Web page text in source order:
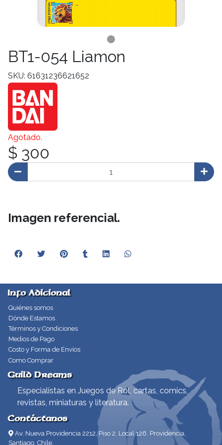
BT1-054 Liamon
SKU: 61631236621652
Agotado.
$ 300
Imagen referencial.
Info Adicional
Quiénes somos
Dónde Estamos
Términos y Condiciones
Medios de Pago
Costo y Forma de Envíos
Como Comprar
Guild Dreams
Especialistas en Juegos de Rol, cartas, comics,
revistas, miniaturas y literatura.
Contáctanos
Av. Nueva Providencia 2212, Piso 2, Local 126. Providencia,
Santiago, Chile.